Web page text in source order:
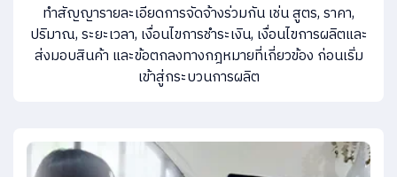
ทำสัญญารายละเอียดการจัดจ้างร่วมกัน เช่น สูตร, ราคา,
ปริมาณ, ระยะเวลา, เงื่อนไขการชำระเงิน, เงื่อนไขการผลิตและ
ส่งมอบสินค้า และข้อตกลงทางกฎหมายที่เกี่ยวข้อง ก่อนเริ่ม
เข้าสู่กระบวนการผลิต